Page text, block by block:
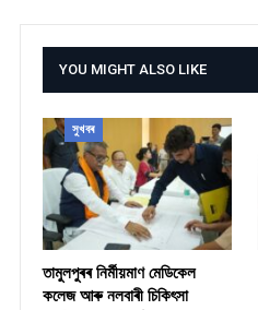
YOU MIGHT ALSO LIKE
সুখবৰ
তামুলপুৰৰ নিৰ্মীয়মাণ মেডিকেল
কলেজ আৰু নলবাৰী চিকিৎসা